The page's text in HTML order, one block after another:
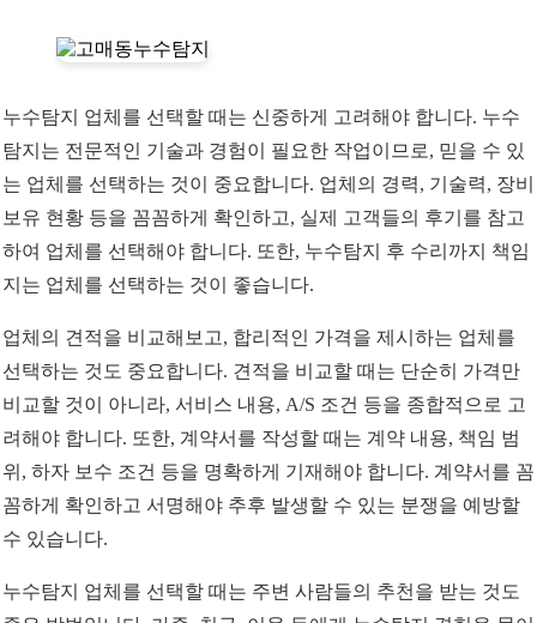
누수탐지 업체를 선택할 때는 신중하게 고려해야 합니다. 누수
탐지는 전문적인 기술과 경험이 필요한 작업이므로, 믿을 수 있
는 업체를 선택하는 것이 중요합니다. 업체의 경력, 기술력, 장비
보유 현황 등을 꼼꼼하게 확인하고, 실제 고객들의 후기를 참고
하여 업체를 선택해야 합니다. 또한, 누수탐지 후 수리까지 책임
지는 업체를 선택하는 것이 좋습니다.
업체의 견적을 비교해보고, 합리적인 가격을 제시하는 업체를
선택하는 것도 중요합니다. 견적을 비교할 때는 단순히 가격만
비교할 것이 아니라, 서비스 내용, A/S 조건 등을 종합적으로 고
려해야 합니다. 또한, 계약서를 작성할 때는 계약 내용, 책임 범
위, 하자 보수 조건 등을 명확하게 기재해야 합니다. 계약서를 꼼
꼼하게 확인하고 서명해야 추후 발생할 수 있는 분쟁을 예방할
수 있습니다.
누수탐지 업체를 선택할 때는 주변 사람들의 추천을 받는 것도